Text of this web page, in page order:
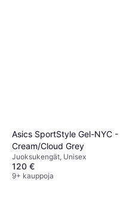
Asics SportStyle Gel-NYC -
Cream/Cloud Grey
Juoksukengät, Unisex
120 €
9+ kauppoja